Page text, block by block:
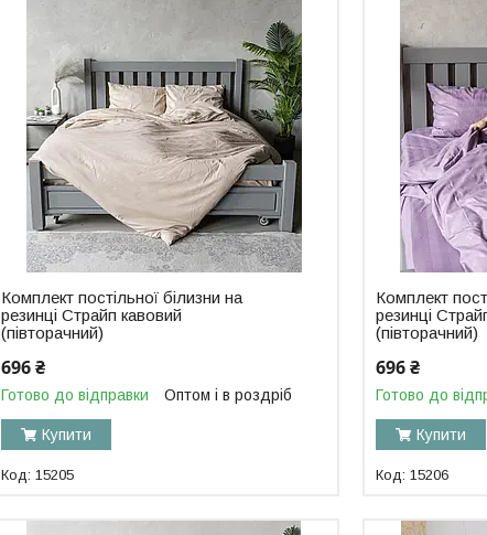
Комплект постільної білизни на
резинці Страйп кавовий
(півторачний)
696 ₴
Готово до відправки Оптом і в роздріб
Купити
15205
Комплект
резинці
(півторачний)
696 ₴
Готово до
Купити
15206